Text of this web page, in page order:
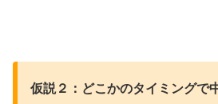
仮説２：どこかのタイミングで